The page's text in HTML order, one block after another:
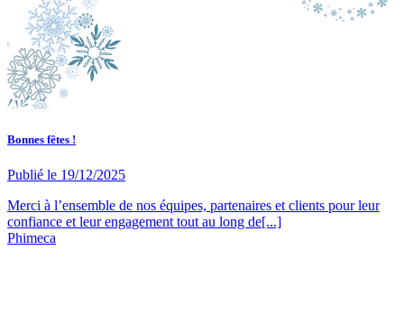
Bonnes fêtes !
Publié le 19/12/2025
Merci à l’ensemble de nos équipes, partenaires et clients pour leur
confiance et leur engagement tout au long de[...]
Phimeca